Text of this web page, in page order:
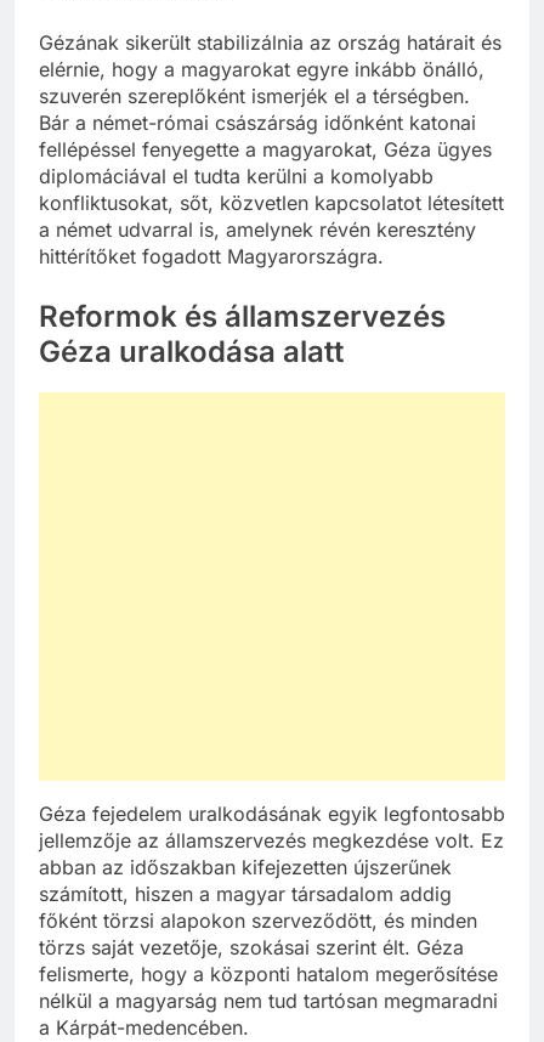
Gézának sikerült stabilizálnia az ország határait és
elérnie, hogy a magyarokat egyre inkább önálló,
szuverén szereplőként ismerjék el a térségben.
Bár a német-római császárság időnként katonai
fellépéssel fenyegette a magyarokat, Géza ügyes
diplomáciával el tudta kerülni a komolyabb
konfliktusokat, sőt, közvetlen kapcsolatot létesített
a német udvarral is, amelynek révén keresztény
hittérítőket fogadott Magyarországra.
Reformok és államszervezés
Géza uralkodása alatt
Géza fejedelem uralkodásának egyik legfontosabb
jellemzője az államszervezés megkezdése volt. Ez
abban az időszakban kifejezetten újszerűnek
számított, hiszen a magyar társadalom addig
főként törzsi alapokon szerveződött, és minden
törzs saját vezetője, szokásai szerint élt. Géza
felismerte, hogy a központi hatalom megerősítése
nélkül a magyarság nem tud tartósan megmaradni
a Kárpát-medencében.